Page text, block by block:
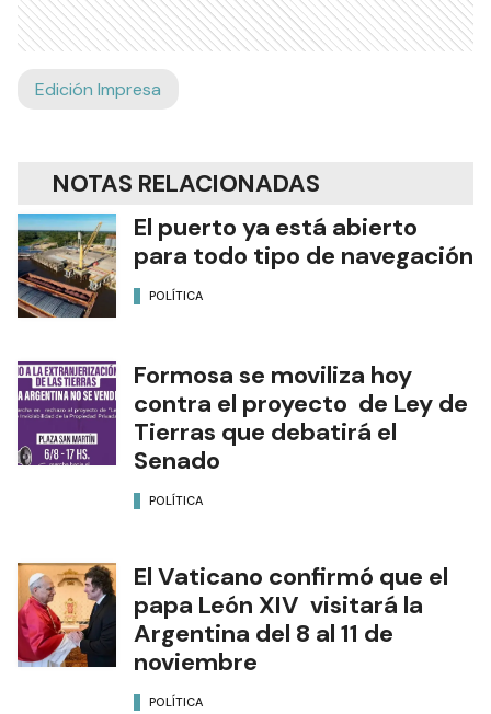
Edición Impresa
NOTAS RELACIONADAS
El puerto ya está abierto
para todo tipo de navegación
POLÍTICA
Formosa se moviliza hoy
contra el proyecto de Ley de
Tierras que debatirá el
Senado
POLÍTICA
El Vaticano confirmó que el
papa León XIV visitará la
Argentina del 8 al 11 de
noviembre
POLÍTICA